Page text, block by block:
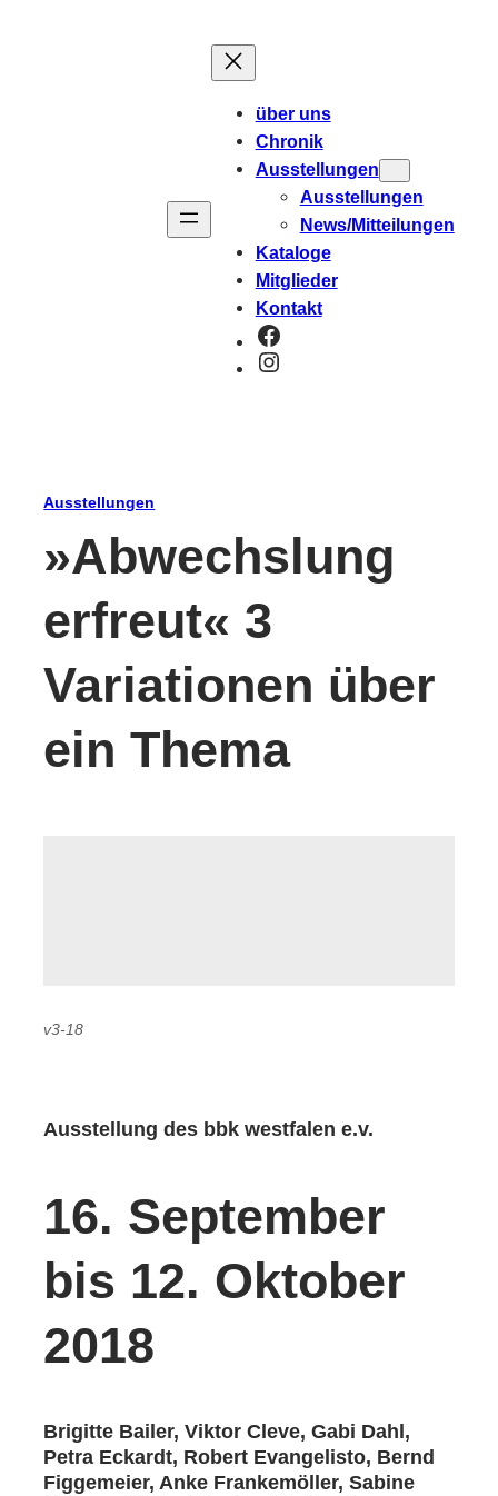
über uns
Chronik
Ausstellungen
Ausstellungen
News/Mitteilungen
Kataloge
Mitglieder
Kontakt
Facebook
Instagram
Ausstellungen
»Abwechslung
erfreut« 3
Variationen über
ein Thema
v3-18
Ausstellung des bbk westfalen e.v.
16. September
bis 12. Oktober
2018
Brigitte Bailer, Viktor Cleve, Gabi Dahl,
Petra Eckardt, Robert Evangelisto, Bernd
Figgemeier, Anke Frankemöller, Sabine